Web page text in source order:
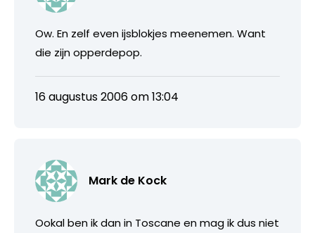
Ow. En zelf even ijsblokjes meenemen. Want
die zijn opperdepop.
16 augustus 2006 om 13:04
Mark de Kock
Ookal ben ik dan in Toscane en mag ik dus niet